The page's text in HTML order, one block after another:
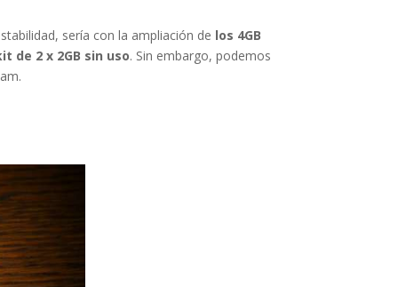
sería con la ampliación de los 4GB
de 2 x 2GB sin uso. Sin embargo, podemos